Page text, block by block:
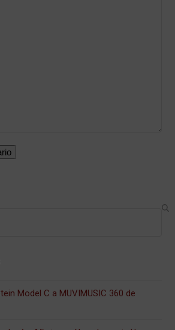
Model C a MUVIMUSIC 360 de